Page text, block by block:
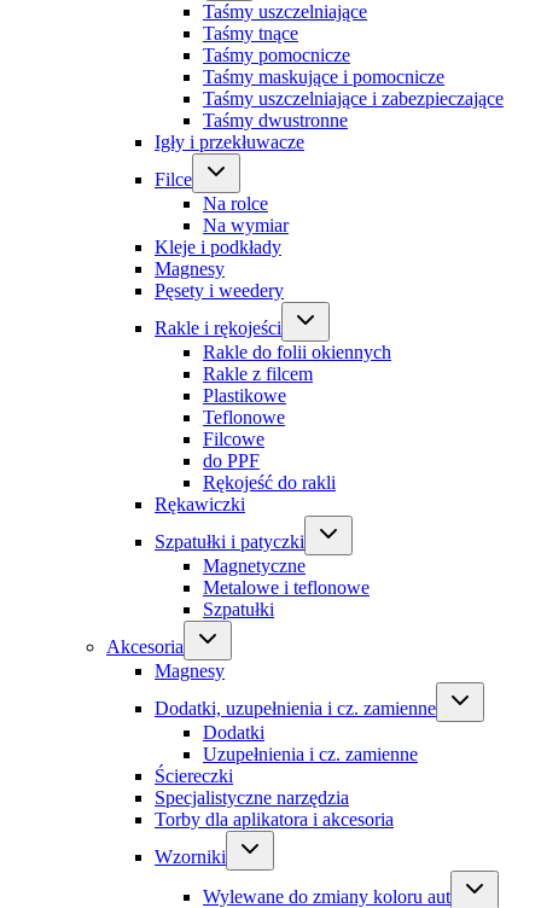
Taśmy uszczelniające
Taśmy tnące
Taśmy pomocnicze
Taśmy maskujące i pomocnicze
Taśmy uszczelniające i zabezpieczające
Taśmy dwustronne
Igły i przekłuwacze
Filce
Na rolce
Na wymiar
Kleje i podkłady
Magnesy
Pęsety i weedery
Rakle i rękojeści
Rakle do folii okiennych
Rakle z filcem
Plastikowe
Teflonowe
Filcowe
do PPF
Rękojeść do rakli
Rękawiczki
Szpatułki i patyczki
Magnetyczne
Metalowe i teflonowe
Szpatułki
Akcesoria
Magnesy
Dodatki, uzupełnienia i cz. zamienne
Dodatki
Uzupełnienia i cz. zamienne
Ściereczki
Specjalistyczne narzędzia
Torby dla aplikatora i akcesoria
Wzorniki
Wylewane do zmiany koloru aut